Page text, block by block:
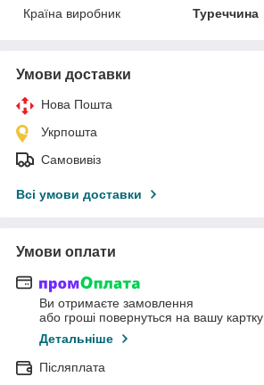
Країна виробник
Туреччина
Умови доставки
Нова Пошта
Укрпошта
Самовивіз
Всі умови доставки
Умови оплати
Ви отримаєте замовлення
або гроші повернуться на вашу картку
Детальніше
Післяплата